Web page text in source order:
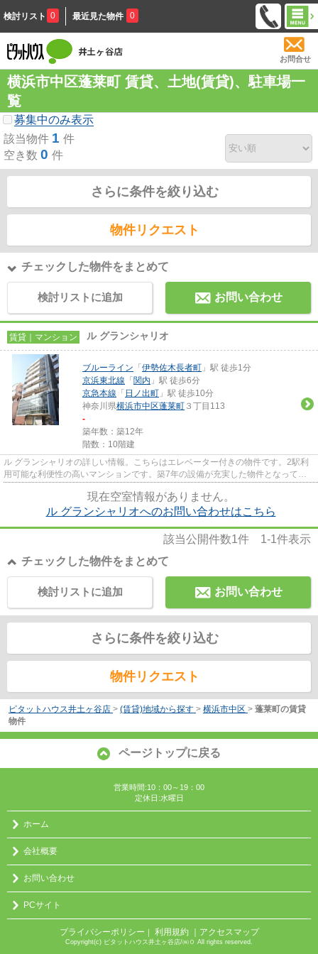
検討リスト 0 最近見た物件 0
お問合せ
横浜市中区蓬莱町 賃貸、土地(賃貸)、駐車場一
覧
募集中のみ表示
該当物件 1 件
空き数 0 件
さらに条件を絞り込む
物件リクエスト
チェックした物件をまとめて
検討リストに追加 お問い合わせ
賃貸｜マンション ル グランシャリオ
ブルーライン 「 伊勢佐木長者町 」駅 徒歩1分
京浜東北線 「 関内 」駅 徒歩6分
京急本線 「 日ノ出町 」駅 徒歩10分
神奈川県横浜市中区蓬莱町 ３丁目113
-
築年数：築12年
階数：10階建
ル グランシャリオの詳しい情報。こちらはエレベーター付きの物件です。2駅利
用可能な利便性の高いマンションです。築7年の設備が充実した物件となってい
現在空室情報がありません。
ル グランシャリオへのお問い合わせはこちら
該当公開件数1件 1-1件表示
チェックした物件をまとめて
お問い合わせ
検討リストに追加
さらに条件を絞り込む
物件リクエスト
ピタットハウス井土ヶ谷店 > (賃貸)地域から探す > 横浜市中区 > 蓬莱町の賃貸
物件
ページトップに戻る
営業時間:10：00～19：00
定休日:水曜日
ホーム
会社概要
お問い合わせ
PCサイト
プライバシーポリシー ｜ 利用規約 ｜アクセスマップ
Copyright(c) ピタットハウス井土ヶ谷店/㈱０ All rights reserved.